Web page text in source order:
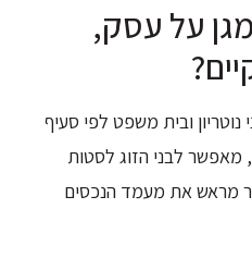
על עסק,
ובית משפט לפי סעיף
2 לחוק יחסי ממון תשל"ג-1973, מאפשר לבני הזוג לסטות
מראש את מעמד הנכסים